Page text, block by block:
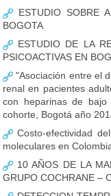
ESTUDIO SOBRE
BOGOTA
ESTUDIO DE LA
PSICOACTIVAS EN
"Asociación entre el
renal en pacientes
con heparinas de
cohorte, Bogotá año
Costo-efectividad
moleculares en
10 AÑOS DE LA
GRUPO COCHRANE –